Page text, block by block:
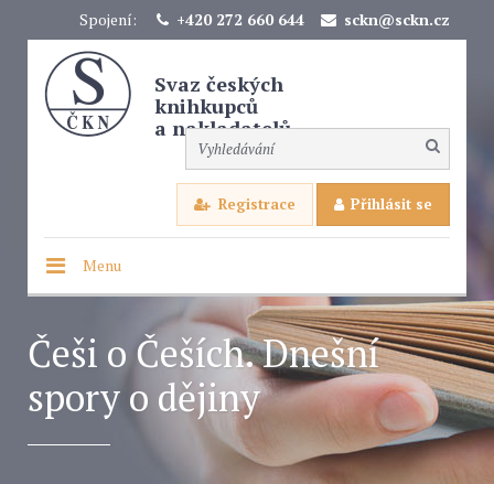
Spojení: +420 272 660 644 sckn@sckn.cz
Svaz českých
knihkupců
a nakladatelů
Registrace Přihlásit se
Menu
Češi o Češích. Dnešní
spory o dějiny